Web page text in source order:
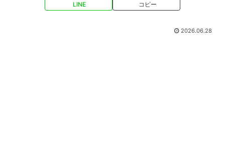
LINE コピー
2026.06.28